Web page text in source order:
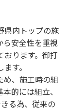
県内トップの施
ら安全性を重視
おります。御打
す。
め、施工時の組
的には組立、
る為、従来の